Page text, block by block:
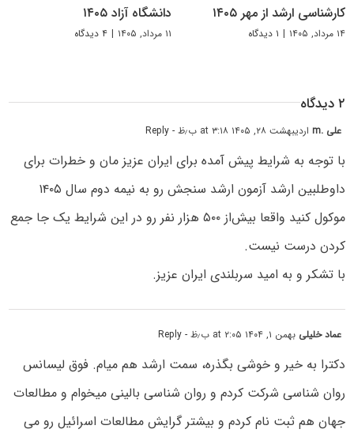
کارشناسی ارشد از مهر ۱۴۰۵
۱۴ مرداد, ۱۴۰۵ | ۱ دیدگاه
دانشگاه آزاد ۱۴۰۵
۱۱ مرداد, ۱۴۰۵ | ۴ دیدگاه
۲ دیدگاه
علی .m اردیبهشت ۲۸, ۱۴۰۵ at ۳:۱۸ ب٫ظ - Reply
با توجه به شرایط پیش آمده برای ایران عزیز مان و خطرات برای
داوطلبین ارشد آزمون ارشد سنجش رو به نیمه دوم سال ۱۴۰۵
موکول کنید واقعا بیش‌از ۵۰۰ هزار نفر رو در این شرایط یک جا جمع
کردن درست نیست.
با تشکر و به امید سربلندی ایران عزیز.
عماد خلیلی بهمن ۱, ۱۴۰۴ at ۲:۰۵ ب٫ظ - Reply
دکترا به خیر و خوشی بگذره، سمت ارشد هم میام. فوق لیسانس
روان شناسی شرکت کردم و روان شناسی بالینی میخوام و مطالعات
جهان هم ثبت نام کردم و بیشتر گرایش مطالعات اسرائیل رو می